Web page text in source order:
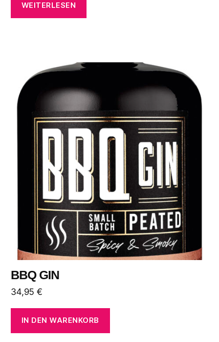
WEITERLESEN
BBQ GIN
34,95 €
IN DEN WARENKORB